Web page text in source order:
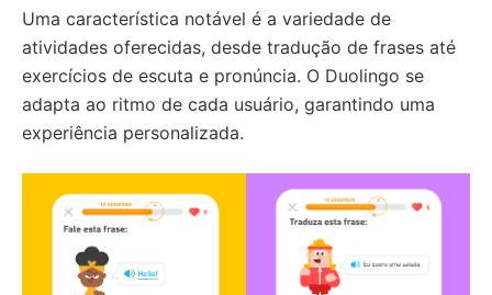
Uma característica notável é a variedade de
atividades oferecidas, desde tradução de frases até
exercícios de escuta e pronúncia. O Duolingo se
adapta ao ritmo de cada usuário, garantindo uma
experiência personalizada.